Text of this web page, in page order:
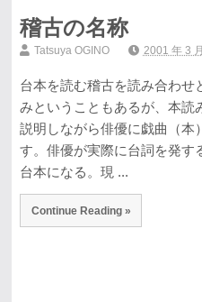
稽古の名称
Tatsuya OGINO 2001 年 3
台本を読む稽古を読み合わせ
みということもあるが、本読
説明しながら俳優に戯曲（本
す。俳優が実際に台詞を発す
台本になる。現 ...
Continue Reading »